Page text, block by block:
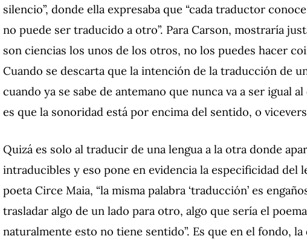
silencio”, donde ella expresaba que “cada traductor
no puede ser traducido a otro”. Para Carson, mostraría
son ciencias los unos de los otros, no los puedes hacer
Cuando se descarta que la intención de la traducción de
cuando ya se sabe de antemano que nunca va a ser igual
es que la sonoridad está por encima del sentido, o
Quizá es solo al traducir de una lengua a la otra donde
intraducibles y eso pone en evidencia la especificidad del
poeta Circe Maia, “la misma palabra ‘traducción’ es
trasladar algo de un lado para otro, algo que sería el
naturalmente esto no tiene sentido”. Es que en el fondo,